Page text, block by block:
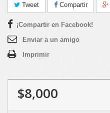
Tweet Compartir
¡Compartir en Facebook!
Enviar a un amigo
Imprimir
$8,000